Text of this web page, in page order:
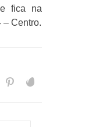
fica na
– Centro.